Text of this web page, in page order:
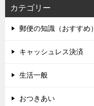
カテゴリー
郵便の知識（おすすめ）
キャッシュレス決済
生活一般
おつきあい